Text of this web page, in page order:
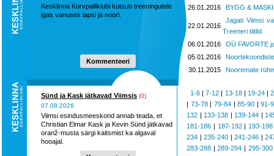
Kesklinna Korvpalliklubi kutsub treeningutele
igas vanuses lapsi ja noori.
Kommenteeri
Sünd ja Kask jätkavad Viimsis (0)
07.08.2026
Viimsi esindusmeeskond annab teada, et
Christian Elmar Kask ja Kevin Sünd jätkavad
oranž-musta särgi kaitsmist ka algaval
hooajal.
26.01.2016
BYGG &
22.01.2016
Jagati Viimsi
Treeneri tiitlid
06.01.2016
OÜ FAVORTE
05.01.2016
30.11.2015
Nooremate
1-6 |7-12 | 13-18| 19-24|
| 73-78| 79-84|85-90 |91-
132 | 133-138 | 139-144 |
181-186 | 187-192| 193-198
234 |235-240 |241-246 |
283-288 |289-294 | 295-300